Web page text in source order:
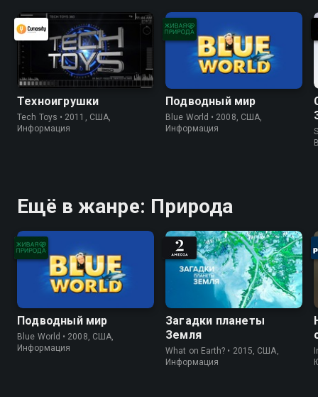
Техноигрушки
Tech Toys • 2011, США,
Информация
Подводный мир
Blue World • 2008, США,
Информация
Ещё в жанре: Природа
Подводный мир
Blue World • 2008, США,
Информация
Загадки планеты
Земля
What on Earth? • 2015, США,
Информация